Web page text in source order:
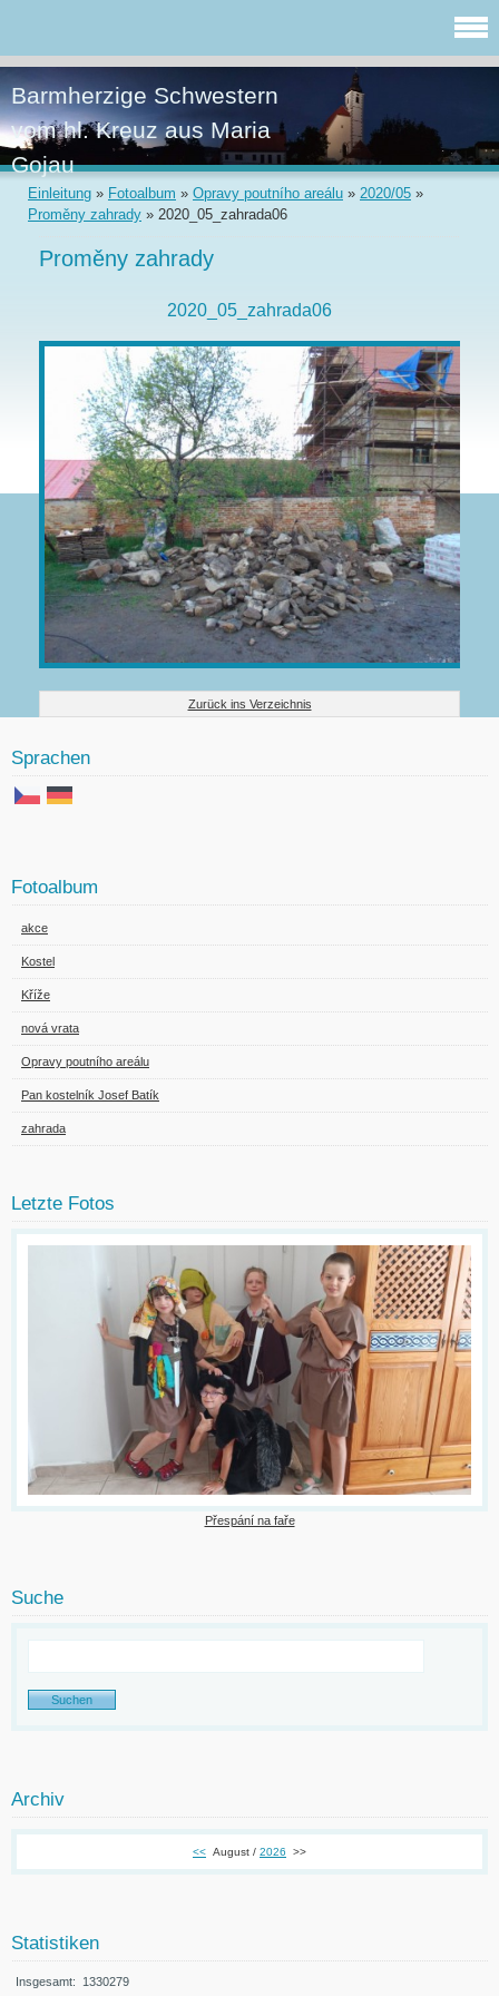
Barmherzige Schwestern
vom hl. Kreuz aus Maria
Gojau
Einleitung » Fotoalbum » Opravy poutního areálu » 2020/05 »
Proměny zahrady » 2020_05_zahrada06
Proměny zahrady
2020_05_zahrada06
Zurück ins Verzeichnis
Sprachen
Fotoalbum
akce
Kostel
Kříže
nová vrata
Opravy poutního areálu
Pan kostelník Josef Batík
zahrada
Letzte Fotos
Přespání na faře
Suche
Archiv
<< August / 2026 >>
Statistiken
Insgesamt: 1330279